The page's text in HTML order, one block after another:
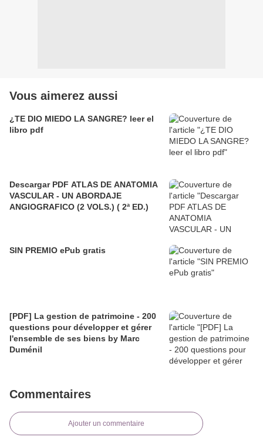
Vous aimerez aussi
¿TE DIO MIEDO LA SANGRE? leer el
libro pdf
Descargar PDF ATLAS DE ANATOMIA
VASCULAR - UN ABORDAJE
ANGIOGRAFICO (2 VOLS.) ( 2ª ED.)
SIN PREMIO ePub gratis
[PDF] La gestion de patrimoine - 200
questions pour développer et gérer
l'ensemble de ses biens by Marc
Duménil
Commentaires
Ajouter un commentaire